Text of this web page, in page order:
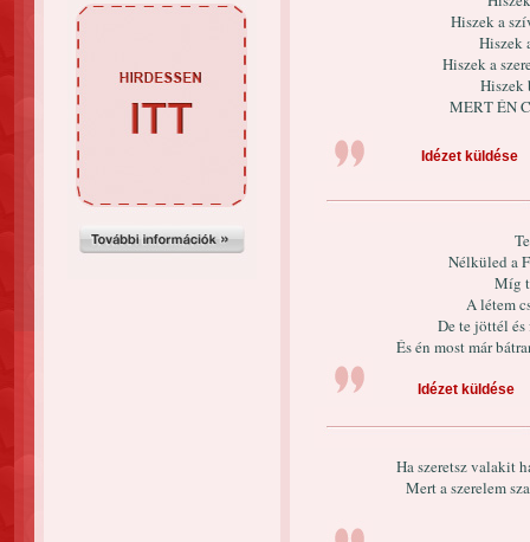
Hiszek a
Hiszek
Hiszek a
Hiszek
MERT ÉN
Idézet küldése
Nélküled a
Míg
A létem
De te jöttél
És én most már
Idézet küldése
Ha szeretsz valakit
Mert a szerelem